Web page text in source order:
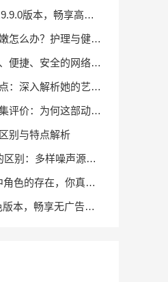
下载EHViewer绿色版1.9.9.0版本，畅享高清漫画阅读体验
女朋友私密部位粉嫩粉嫩怎么办？护理与健康注意事项大揭秘
小草莓导航：探索高效、便捷、安全的网络导航平台
娜娜的十大经典作品盘点：深入解析她的艺术成就与影响力
高柳の家族樱花动漫全集评价：为何这部动漫能触动观众内心最柔软的地方？
别与特点解析
X7X7x7x7任意噪入口的区别：多样噪声源及其防护方法详解
国产XXX777 cos游戏中角色的存在，你真的了解这款受众追捧的国产cos游戏吗？
下载e站(EhViewer)绿色版本，畅享无广告高清漫画浏览体验